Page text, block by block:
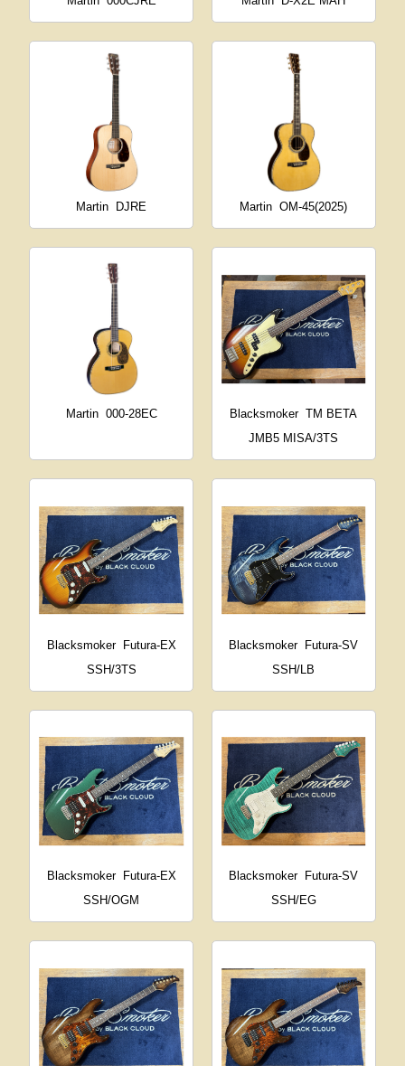
Martin DJRE Martin OM-45(2025)
Martin 000-28EC Blacksmoker TM BETA
JMB5 MISA/3TS
Blacksmoker
Futura-EX
SSH/3TS
Blacksmoker Futura-SV
SSH/LB
Blacksmoker
Futura-EX
SSH/OGM
Blacksmoker
Futura-SV
SSH/EG